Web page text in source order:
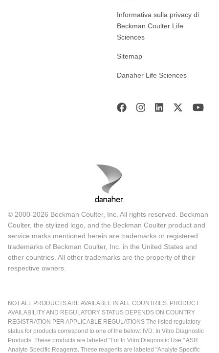
Informativa sulla privacy di
Beckman Coulter Life
Sciences
Sitemap
Danaher Life Sciences
© 2000-2026 Beckman Coulter, Inc. All rights reserved. Beckman
Coulter, the stylized logo, and the Beckman Coulter product and
service marks mentioned herein are trademarks or registered
trademarks of Beckman Coulter, Inc. in the United States and
other countries. All other trademarks are the property of their
respective owners.
NOT ALL PRODUCTS ARE AVAILABLE IN ALL COUNTRIES. PRODUCT
AVAILABILITY AND REGULATORY STATUS DEPENDS ON COUNTRY
REGISTRATION PER APPLICABLE REGULATIONS The listed regulatory
status for products correspond to one of the below: IVD: In Vitro Diagnostic
Products. These products are labeled "For In Vitro Diagnostic Use." ASR:
Analyte Specific Reagents. These reagents are labeled "Analyte Specific